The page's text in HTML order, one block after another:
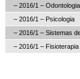
– 2016/1 – Odontologia
– 2016/1 – Psicologia
– 2016/1 – Sistemas
– 2016/1 – Fisioterapia